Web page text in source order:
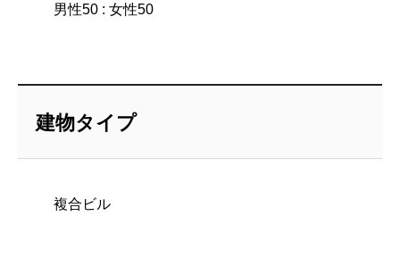
男性50 : 女性50
建物タイプ
複合ビル